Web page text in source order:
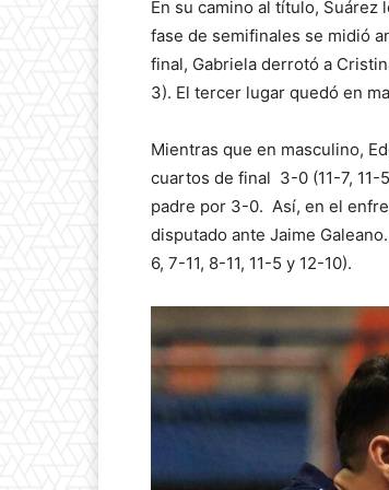
En su camino al título,
fase de semifinales se midió
final, Gabriela derrotó a
3). El tercer lugar quedó en
Mientras que en masculino,
cuartos de final 3-0 (11-7, 11-
padre por 3-0. Así, en el
disputado ante Jaime
6, 7-11, 8-11, 11-5 y 12-10).